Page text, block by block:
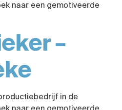
naar een gemotiveerde
–
in de